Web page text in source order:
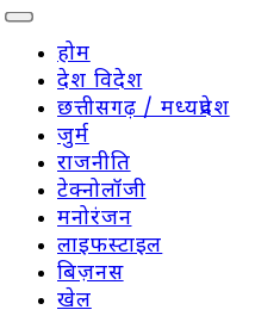
होम
देश विदेश
छत्तीसगढ़ / मध्यप्रदेश
जुर्म
राजनीति
टेक्नोलॉजी
मनोरंजन
लाइफस्टाइल
बिज़नस
खेल